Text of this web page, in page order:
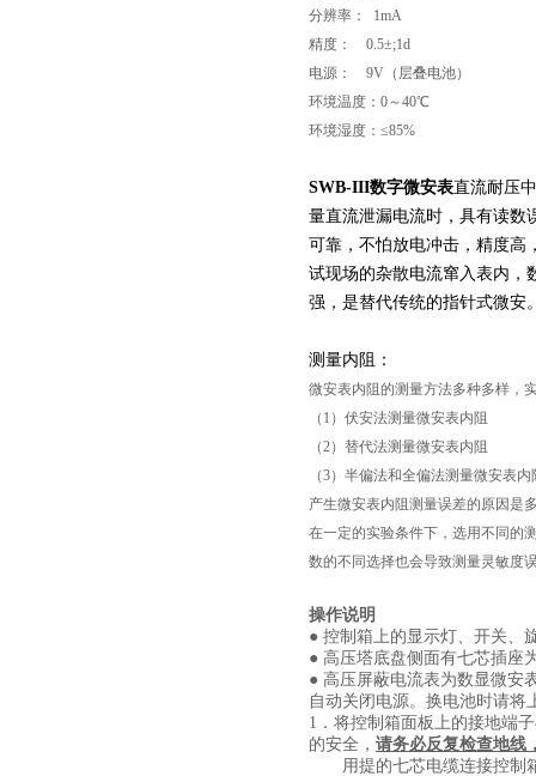
分辨率： 1mA
精度： 0.5±;1d
电源： 9V（层叠电池）
环境温度：0～40℃
环境湿度：≤85%
SWB-III数字微安表直流耐压
量直流泄漏电流时，具有读数
可靠，不怕放电冲击，精度高
试现场的杂散电流窜入表内，
强，是替代传统的指针式微安
测量内阻：
微安表内阻的测量方法多种多样，
（1）伏安法测量微安表内阻
（2）替代法测量微安表内阻
（3）半偏法和全偏法测量微安表内
产生微安表内阻测量误差的原因是
在一定的实验条件下，选用不同的
数的不同选择也会导致测量灵敏度
操作说明
● 控制箱上的显示灯、开关、
● 高压塔底盘侧面有七芯插座
● 高压屏蔽电流表为数显微安
自动关闭电源。换电池时请将
1 ．将控制箱面板上的接地端
的安全， 请务必反复检查地线
用提的七芯电缆连接控制